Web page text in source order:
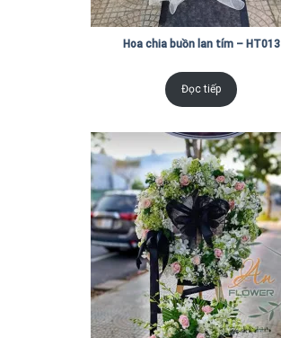
Hoa chia buồn lan tím – HT013
Đọc tiếp